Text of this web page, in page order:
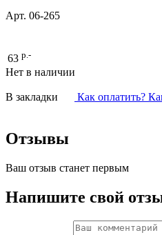
Арт. 06-265
63 р.-
Нет в наличии
В закладки Как оплатить?
Отзывы
Ваш отзыв станет первым
Напишите свой